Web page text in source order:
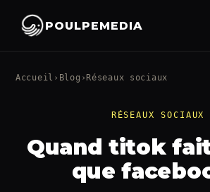
POULPEMEDIA
Accueil › Blog › Réseaux sociaux
RÉSEAUX SOCIAUX
Quand titok
que